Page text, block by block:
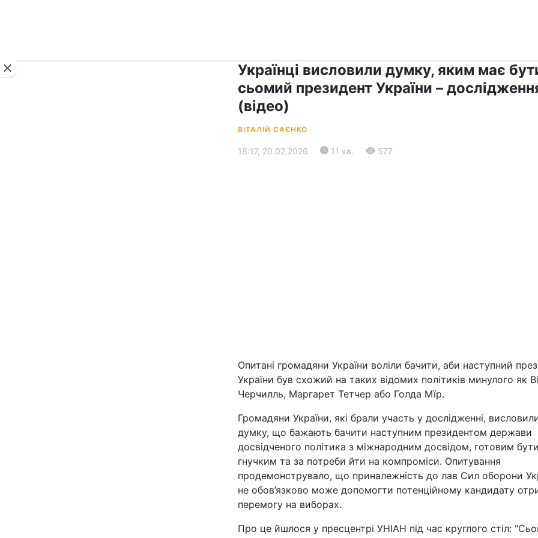
Війна
Політика
Світ
Українці висловили думку, яким має
сьомий президент України –
(відео)
ВІТАЛІЙ САЄНКО
18:17, 20.02.2026 11 хв. 577
Опитані громадяни України воліли бачити, аби наступний
України був схожий на таких відомих політиків минулого як
Черчилль, Маргарет Тетчер або Голда Мїр.
Громадяни України, які брали участь у дослідженні,
думку, що бажають бачити наступним президентом держави
досвідченого політика з міжнародним досвідом, готовим бути
гнучким та за потреби йти на компроміси. Опитування
продемонструвало, що приналежність до лав Сил оборони
не обов’язково може допомогти потенційному кандидату
перемогу на виборах.
Про це йшлося у пресцентрі УНІАН під час круглого стіл: